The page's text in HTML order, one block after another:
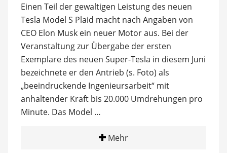
Einen Teil der gewaltigen Leistung des neuen
Tesla Model S Plaid macht nach Angaben von
CEO Elon Musk ein neuer Motor aus. Bei der
Veranstaltung zur Übergabe der ersten
Exemplare des neuen Super-Tesla in diesem Juni
bezeichnete er den Antrieb (s. Foto) als
„beeindruckende Ingenieursarbeit“ mit
anhaltender Kraft bis 20.000 Umdrehungen pro
Minute. Das Model …
Mehr